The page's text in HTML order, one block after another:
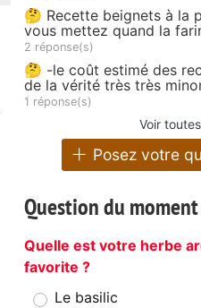
🤔 Recette beignets à la
vous mettez quand la
2 réponse(s)
🤔 -le coût estimé des
de la vérité très très
1 réponse(s)
Voir
Posez votre
Question du moment
Quelle est votre herbe
favorite ?
Le basilic